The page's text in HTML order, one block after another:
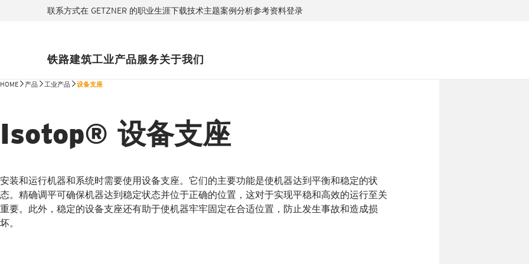
联系方式在 GETZNER 的职业生涯下载技术主题案例分析参考资料登录
铁路建筑工业产品服务关于我们
HOME 产品 工业产品 设备支座
Isotop® 设备支座
安装和运行机器和系统时需要使用设备支座。它们的主要功能是使机器达到平衡和稳定的状
态。精确调平可确保机器达到稳定状态并位于正确的位置，这对于实现平稳和高效的运行至关
重要。此外，稳定的设备支座还有助于使机器牢牢固定在合适位置，防止发生事故和造成损
坏。